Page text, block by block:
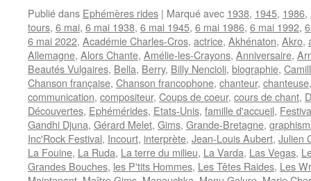
Publié dans Ephémères rides | Marqué avec 1938, 1945, 1986,
tours, 6 mai, 6 mai 1938, 6 mai 1945, 6 mai 1986, 6 mai 1992,
6 mai 2022, Académie Charles-Cros, actrice, Akhénaton, Akro,
Allemagne, Alors Chante, Amélie-les-Crayons, Anniversaire,
Beautés Vulgaires, Bella, Berry, Billy Nencioli, biographie,
Chanson française, Chanson francophone, chanteur, chanteuse
communication, compositeur, Coups de coeur, cours de chant,
Découvertes, Ephémérides, Etats-Unis, famille d'accueil,
Gandhi Djuna, Gérard Melet, Gims, Grande-Bretagne,
Inc'Rock Festival, Incourt, interprète, Jean-Louis Aubert, Julien
La Fouine, La Ruda, La terre du milieu, La Varda, Las Vegas,
Grandes Bouches, les P'tits Hommes, Les Têtes Raides, Les